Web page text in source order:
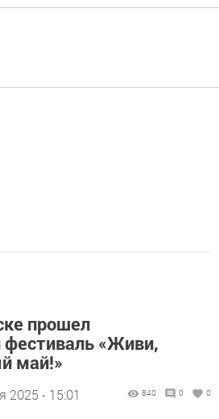
прошел
фестиваль «Живи,
май!»
2025 - 15:01 840 0 0